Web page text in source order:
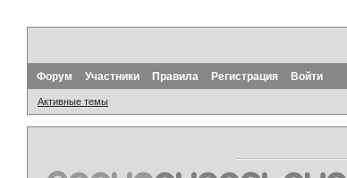
Форум Участники Правила Регистрация Войти
Активные темы